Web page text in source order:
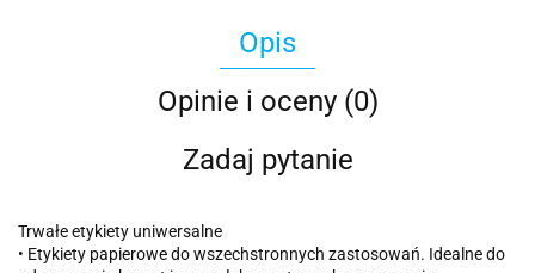
Opis
Opinie i oceny (0)
Zadaj pytanie
Trwałe etykiety uniwersalne
• Etykiety papierowe do wszechstronnych zastosowań. Idealne do